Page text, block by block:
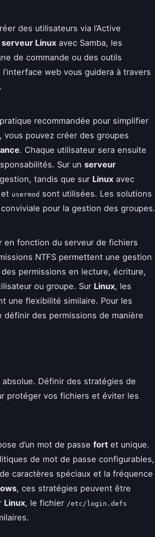
des utilisateurs via l’Active
serveur Linux avec Samba, les
de commande ou des outils
l’interface web vous guidera à travers
recommandée pour simplifier
vous pouvez créer des groupes
. Chaque utilisateur sera ensuite
Sur un serveur
tandis que sur Linux avec
et usermod sont utilisées. Les solutions
pour la gestion des groupes.
en fonction du serveur de fichiers
NTFS permettent une gestion
permissions en lecture, écriture,
ou groupe. Sur Linux, les
une flexibilité similaire. Pour les
définir des permissions de manière
Définir des stratégies de
protéger vos fichiers et éviter les
d’un mot de passe fort et unique.
de mot de passe configurables,
caractères spéciaux et la fréquence
, ces stratégies peuvent être
Linux, le fichier /etc/login.defs